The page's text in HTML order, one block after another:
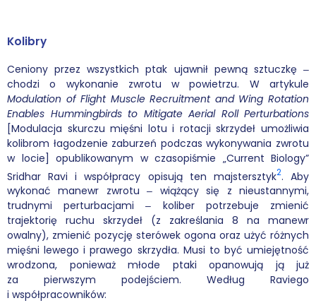
FAQ
Kontakt
Kolibry
Ceniony przez wszystkich ptak ujawnił pewną sztuczkę ‒
chodzi o wykonanie zwrotu w powietrzu. W artykule
Modulation of Flight Muscle Recruitment and Wing Rotation
Enables Hummingbirds to Mitigate Aerial Roll Perturbations
[Modulacja skurczu mięśni lotu i rotacji skrzydeł umożliwia
kolibrom łagodzenie zaburzeń podczas wykonywania zwrotu
w locie] opublikowanym w czasopiśmie „Current Biology”
Sridhar Ravi i współpracy opisują ten majstersztyk2. Aby
wykonać manewr zwrotu ‒ wiążący się z nieustannymi,
trudnymi perturbacjami ‒ koliber potrzebuje zmienić
trajektorię ruchu skrzydeł (z zakreślania 8 na manewr
owalny), zmienić pozycję sterówek ogona oraz użyć różnych
mięśni lewego i prawego skrzydła. Musi to być umiejętność
wrodzona, ponieważ młode ptaki opanowują ją już
za pierwszym podejściem. Według Raviego
i współpracowników: